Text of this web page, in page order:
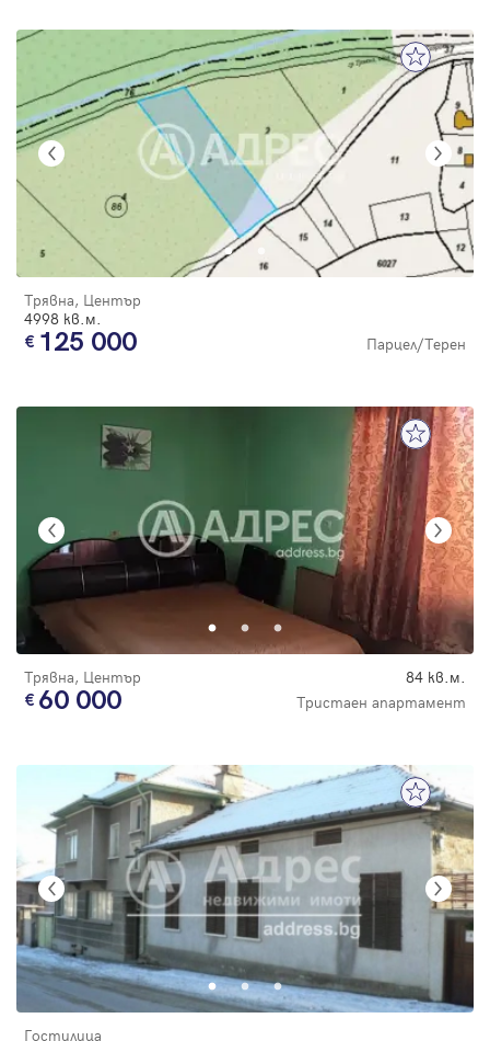
Трявна, Център
4998 кв.м.
125 000 Парцел/Терен
Трявна, Център 84 кв.м.
60 000 Тристаен апартамент
Гостилица